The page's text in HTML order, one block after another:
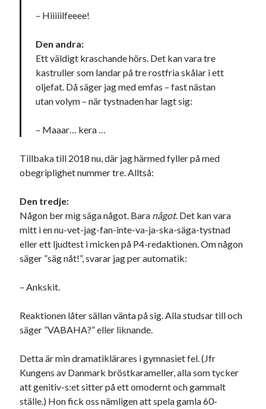
– Hiiiiilfeeee!
Den andra:
Ett väldigt kraschande hörs. Det kan vara tre
kastruller som landar på tre rostfria skålar i ett
oljefat. Då säger jag med emfas – fast nästan
utan volym – när tystnaden har lagt sig:
– Maaar… kera …
Tillbaka till 2018 nu, där jag härmed fyller på med
obegriplighet nummer tre. Alltså:
Den tredje:
Någon ber mig säga något. Bara något. Det kan vara
mitt i en nu-vet-jag-fan-inte-va-ja-ska-säga-tystnad
eller ett ljudtest i micken på P4-redaktionen. Om någon
säger ”säg nåt!”, svarar jag per automatik:
– Ankskit.
Reaktionen låter sällan vänta på sig. Alla studsar till och
säger ”VABAHA?” eller liknande.
Detta är min dramatiklärares i gymnasiet fel. (Jfr
Kungens av Danmark bröstkarameller, alla som tycker
att genitiv-s:et sitter på ett omodernt och gammalt
ställe.) Hon fick oss nämligen att spela gamla 60-